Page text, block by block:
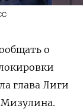
о
глава Лиги
Мизулина.